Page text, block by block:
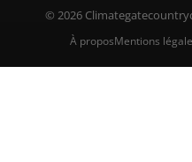
© 2026
À proposMentions